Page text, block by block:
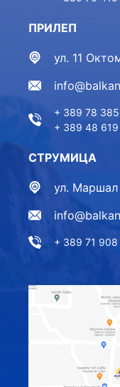
ПРИЛЕП
ул. 11
+ 389 78
+ 389 48
СТРУМИЦА
ул.
+ 389 71